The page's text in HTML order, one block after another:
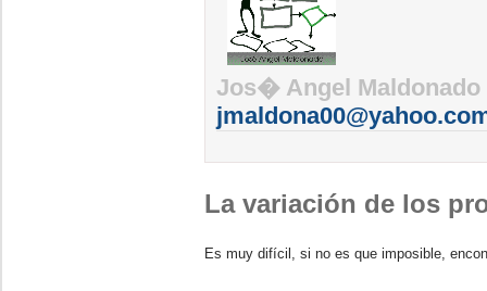
Jos� Angel Maldonado
La variación de los
Es muy difícil, si no es que imposible,